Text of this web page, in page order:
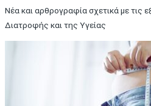
Νέα και αρθρογραφία σχετικά με τις
Διατροφής και της Υγείας